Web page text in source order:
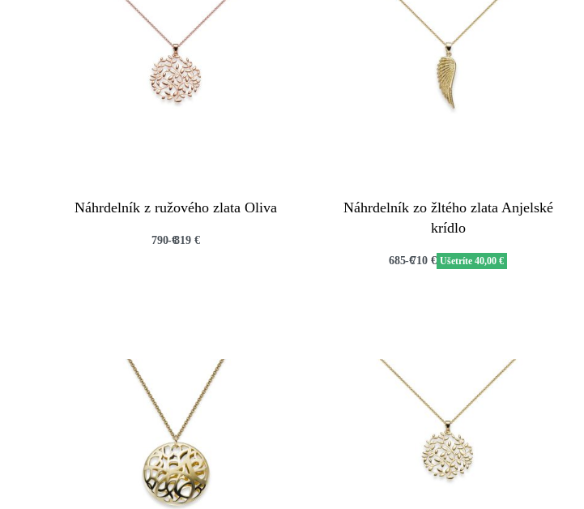
Náhrdelník z ružového zlata Oliva
790€819 €
Náhrdelník zo žltého zlata Anjelské
krídlo
685€710€ Ušetríte 40,00 €